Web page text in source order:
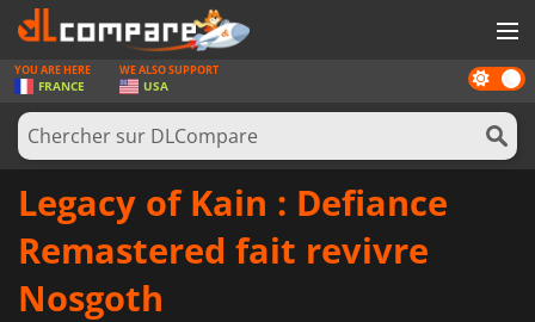
JEUX
CARTES PRÉPAYÉES
LOGICIELS
CONCOURS
Dark
mode
YOU ARE HERE
FRANCE
WE ALSO SUPPORT
USA
Legacy of Kain : Defiance
Remastered fait revivre
Nosgoth